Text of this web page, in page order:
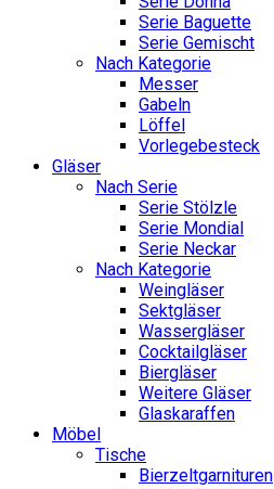
Serie Baguette
Serie Gemischt
Nach Kategorie
Messer
Gabeln
Löffel
Vorlegebesteck
Gläser
Nach Serie
Serie Stölzle
Serie Mondial
Serie Neckar
Nach Kategorie
Weingläser
Sektgläser
Wassergläser
Cocktailgläser
Biergläser
Weitere Gläser
Glaskaraffen
Möbel
Tische
Bierzeltgarnituren